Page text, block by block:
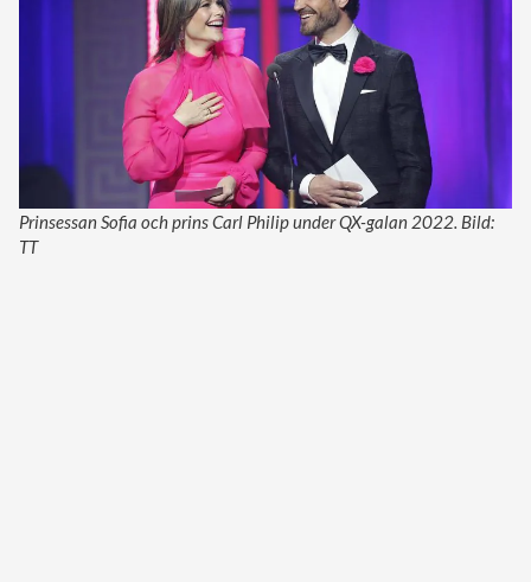
Prinsessan Sofia och prins Carl Philip under QX-galan 2022. Bild:
TT